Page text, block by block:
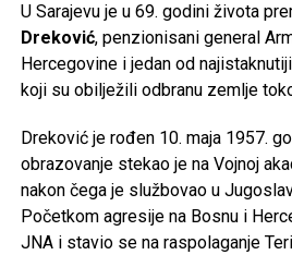
U Sarajevu je u 69. godini života
Dreković, penzionisani general
Hercegovine i jedan od
koji su obilježili odbranu zemlje
Dreković je rođen 10. maja 1957.
obrazovanje stekao je na Vojnoj
nakon čega je službovao u
Početkom agresije na Bosnu i
JNA i stavio se na raspolaganje